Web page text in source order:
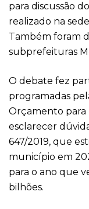
para discussão do
realizado na
Também foram
subprefeituras
O debate fez
programadas
Orçamento para
esclarecer
647/2019, que
município em
para o ano que
bilhões.